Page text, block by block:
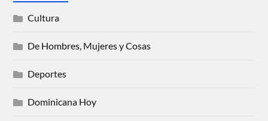
Cultura
De Hombres, Mujeres y Cosas
Deportes
Dominicana Hoy